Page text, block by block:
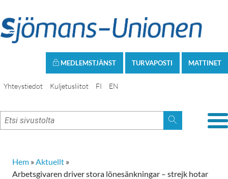
MATTINET
TURVAPOSTI
MEDLEMSTJÄNST
Yhteystiedot Kuljetusliitot FI EN
Hem »Aktuellt »
Arbetsgivaren driver stora lönesänkningar – strejk hotar